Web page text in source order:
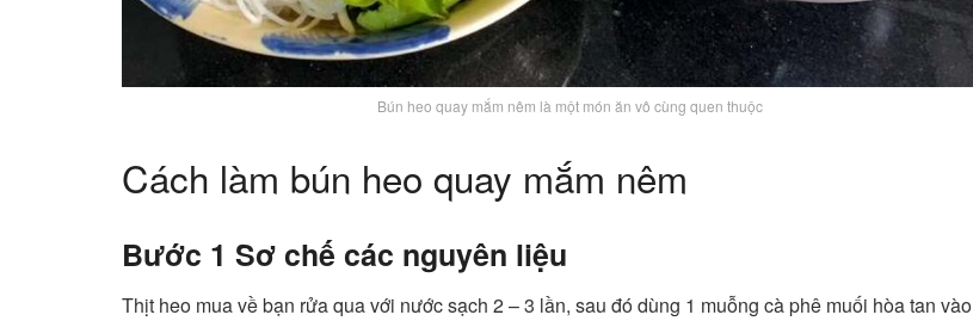
Bún heo quay mắm nêm là một món ăn vô cùng quen thuộc
Cách làm bún heo quay mắm nêm
Bước 1 Sơ chế các nguyên liệu
Thịt heo mua về bạn rửa qua với nước sạch 2 – 3 lần, sau đó dùng 1 muỗng cà phê muối hòa tan vào